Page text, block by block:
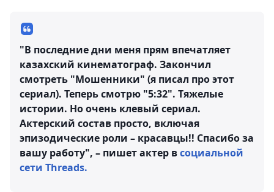
"В последние дни меня прям впечатляет
казахский кинематограф. Закончил
смотреть "Мошенники" (я писал про этот
сериал). Теперь смотрю "5:32". Тяжелые
истории. Но очень клевый сериал.
Актерский состав просто, включая
эпизодические роли – красавцы!! Спасибо за
вашу работу", – пишет актер всоциальной
сети Threads.